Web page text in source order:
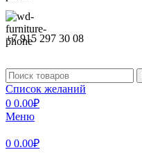
+7 915 297 30 08
Список желаний
0 0.00₽
Меню
0 0.00₽